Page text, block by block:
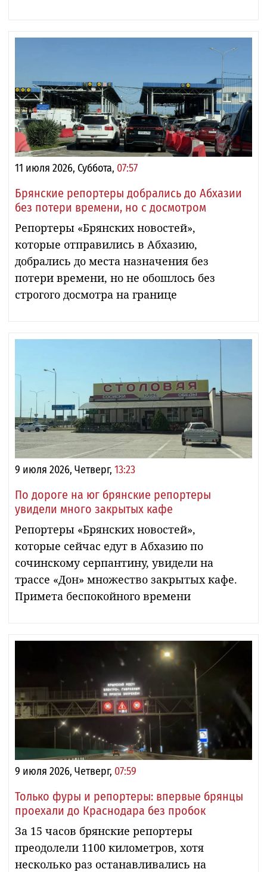
11 июля 2026, Суббота, 07:57
Брянские репортеры добрались до Абхазии
без потери времени, но с досмотром
Репортеры «Брянских новостей»,
которые отправились в Абхазию,
добрались до места назначения без
потери времени, но не обошлось без
строгого досмотра на границе
9 июля 2026, Четверг, 13:23
По дороге на юг брянские репортеры
увидели много закрытых кафе
Репортеры «Брянских новостей»,
которые сейчас едут в Абхазию по
сочинскому серпантину, увидели на
трассе «Дон» множество закрытых кафе.
Примета беспокойного времени
9 июля 2026, Четверг, 07:59
Только фуры и репортеры: впервые брянцы
проехали до Краснодара без пробок
За 15 часов брянские репортеры
преодолели 1100 километров, хотя
несколько раз останавливались на